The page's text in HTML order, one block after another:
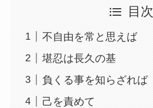
目次
不自由を常と思えば
堪忍は長久の基
負くる事を知らざれば
己を責めて